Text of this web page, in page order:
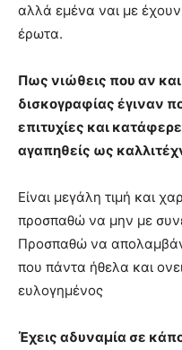
αλλά εμένα ναι με
έρωτα.
Πως νιώθεις που αν
δισκογραφίας έγιναν
επιτυχίες και
αγαπηθείς ως
Είναι μεγάλη τιμή και
προσπαθώ να μην με
Προσπαθώ να
που πάντα ήθελα και
ευλογημένος
Έχεις αδυναμία σε